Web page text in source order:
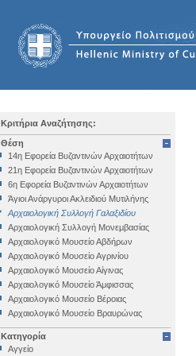
Κριτήρια Αναζήτησης:
Θέση
14η Εφορεία Βυζαντινών Αρχαιοτήτων
21η Εφορεία Βυζαντινών Αρχαιοτήτων
6η Εφορεία Βυζαντινών Αρχαιοτήτων
Άγιοι Ανάργυροι Ακλειδιού Μυτιλήνης
Αρχαιολογική Συλλογή Γαλαξιδίου
Αρχαιολογική Συλλογή Μονεμβασίας
Αρχαιολογικό Μουσείο Αβδήρων
Αρχαιολογικό Μουσείο Αγρινίου
Αρχαιολογικό Μουσείο Αίγινας
Αρχαιολογικό Μουσείο Άμφισσας
Αρχαιολογικό Μουσείο Βέροιας
Αρχαιολογικό Μουσείο Βραυρώνας
Αρχαιολογικό Μουσείο Δελφών
Αρχαιολογικό Μουσείο Ηγουμενίτσας
Κατηγορία
Αγγείο